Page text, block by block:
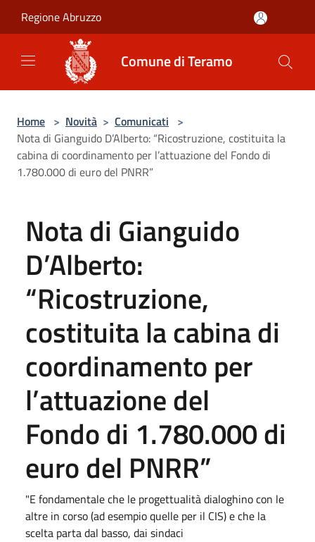
Regione Abruzzo
Comune di Teramo
Home > Novità > Comunicati >
Nota di Gianguido D’Alberto: “Ricostruzione, costituita la
cabina di coordinamento per l’attuazione del Fondo di
1.780.000 di euro del PNRR”
Nota di Gianguido
D’Alberto:
“Ricostruzione,
costituita la cabina di
coordinamento per
l’attuazione del
Fondo di 1.780.000 di
euro del PNRR”
"E fondamentale che le progettualità dialoghino con le
altre in corso (ad esempio quelle per il CIS) e che la
scelta parta dal basso, dai sindaci